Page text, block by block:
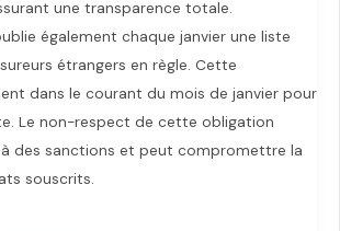
une transparence totale.
également chaque janvier une liste
étrangers en règle. Cette
dans le courant du mois de janvier pour
Le non-respect de cette obligation
à des sanctions et peut compromettre la
souscrits.